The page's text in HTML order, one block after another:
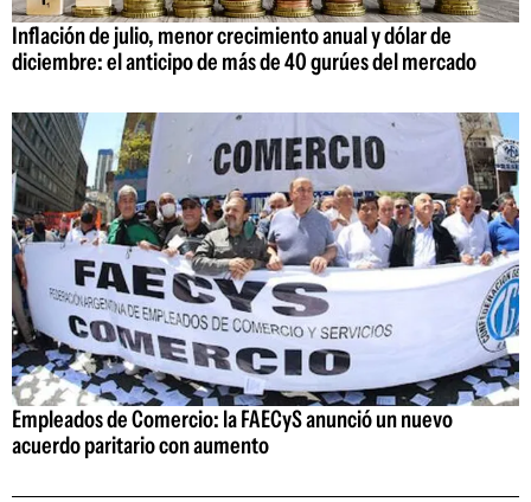
Inflación de julio, menor crecimiento anual y dólar de
diciembre: el anticipo de más de 40 gurúes del mercado
Empleados de Comercio: la FAECyS anunció un nuevo
acuerdo paritario con aumento